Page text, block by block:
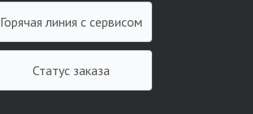
Горячая линия с сервисом
Статус заказа